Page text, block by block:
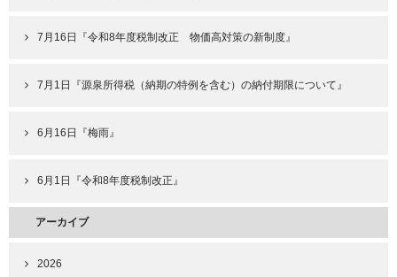
7月16日『令和8年度税制改正 物価高対策の新制度』
7月1日『源泉所得税（納期の特例を含む）の納付期限について』
6月16日『梅雨』
6月1日『令和8年度税制改正』
アーカイブ
2026